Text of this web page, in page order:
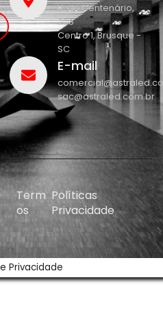
R. do Centenário,
208
Centro 1, Brusque -
SC
E-mail
sac@astraled.com.br
Term
os
Políticas
Privacidade
Privacidade